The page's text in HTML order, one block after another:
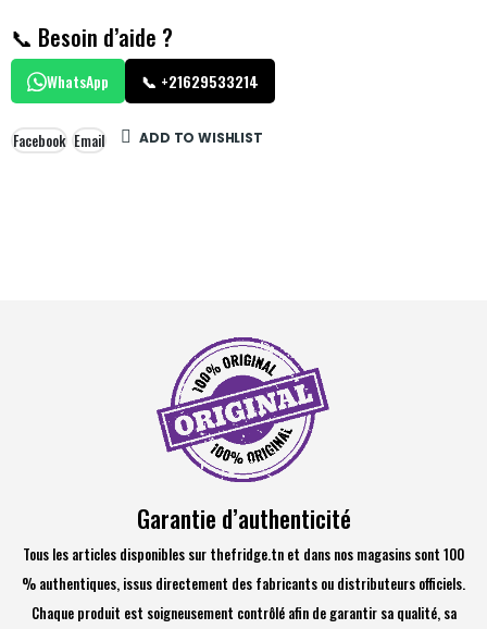
📞 Besoin d’aide ?
WhatsApp 📞 +21629533214
Facebook Email ADD TO WISHLIST
Garantie d’authenticité
Tous les articles disponibles sur thefridge.tn et dans nos magasins sont 100
% authentiques, issus directement des fabricants ou distributeurs officiels.
Chaque produit est soigneusement contrôlé afin de garantir sa qualité, sa